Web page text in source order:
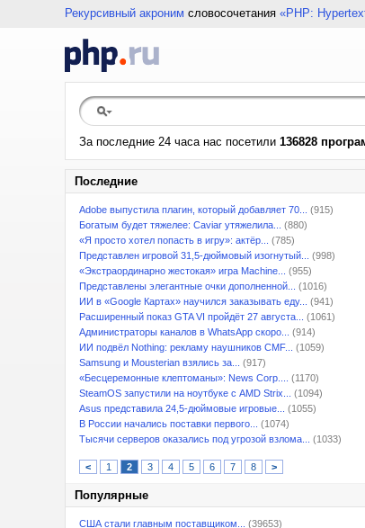
Рекурсивный акроним словосочетания «PHP:
За последние 24 часа нас посетили 136828
Последние
Adobe выпустила плагин, который добавляет 70...
(915)
Богатым будет тяжелее: Caviar утяжелила...
(880)
«Я просто хотел попасть в игру»: актёр...
(785)
Представлен игровой 31,5-дюймовый изогнутый...
(998)
«Экстраординарно жестокая» игра Machine...
(955)
Представлены элегантные очки дополненной...
(1016)
ИИ в «Google Картах» научился заказывать еду...
(941)
Расширенный показ GTA VI пройдёт 27 августа...
(1061)
Администраторы каналов в WhatsApp скоро...
(914)
ИИ подвёл Nothing: рекламу наушников CMF...
(1059)
Samsung и Mousterian взялись за...
(917)
«Бесцеремонные клептоманы»: News Corp....
(1170)
SteamOS запустили на ноутбуке с AMD Strix...
(1094)
Asus представила 24,5-дюймовые игровые...
(1055)
В России начались поставки первого...
(1074)
Тысячи серверов оказались под угрозой взлома...
(1033)
< 1 2 3 4 5 6 7 8 >
Популярные
США стали главным поставщиком...
(39653)